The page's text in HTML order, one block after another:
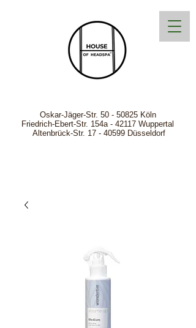
Oskar-Jäger-Str. 50 - 50825Köln
Friedrich-Ebert-Str. 154a - 42117 Wuppertal
Altenbrück-Str. 17 - 40599 Düsseldorf